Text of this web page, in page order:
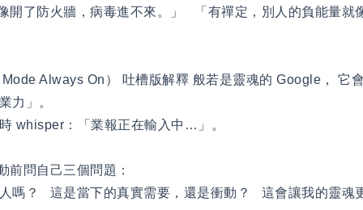
開了防火牆，病毒進不來。」 「有禪定，別人的負能量
Always On） 吐槽版解釋 般若是靈魂的 Google， 它
力」。
whisper：「業報正在輸入中…」。
前問自己三個問題：
嗎？ 這是當下的真實需要，還是衝動？ 這會讓我的靈魂